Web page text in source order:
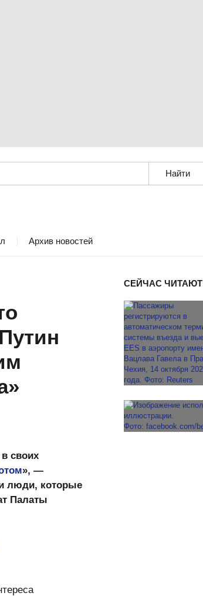
Архив новостей
СЕЙЧАС ЧИТАЮТ
своих
», —
люди, которые
Палаты